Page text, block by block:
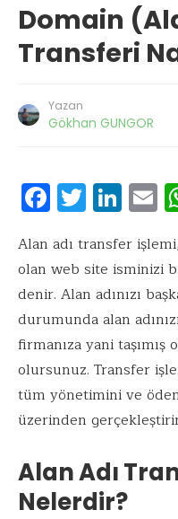
Domain
Transferi
Yazan
Gökhan GUNGOR
F
ac
e
b
o
o
k
T
w
it
te
r
Li
n
k
e
dI
n
E
l
Alan adı transfer
olan web site isminizi
denir. Alan adınızı
durumunda alan
firmanıza yani
olursunuz. Transfer
tüm yönetimini ve
üzerinden
Alan Adı
Nelerdir?